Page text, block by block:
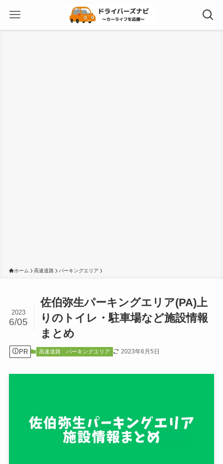
ホーム 高速道路 パーキングエリア
佐伯弥生パーキングエリア(PA)上
りのトイレ・駐車場など施設情報
まとめ
2023
6/05
PR 高速道路 パーキングエリア 2023年6月5日